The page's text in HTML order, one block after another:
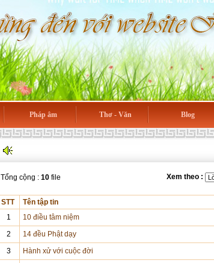
Pháp âm Thơ - Văn Blog
Tổng cộng : 10 file Xem theo :
STT Tên tập tin
1
10 điều tâm niệm
2
14 đều Phật dạy
3
Hành xử với cuộc đời